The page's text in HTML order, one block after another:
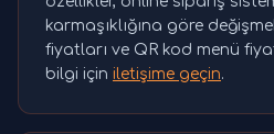
karmaşıklığına göre
fiyatları ve QR kod menü
bilgi için iletişime geçin.